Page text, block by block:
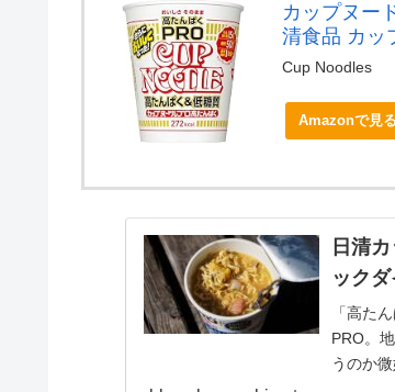
カップヌー
清食品 カッ
Cup Noodles
Amazonで見る
日清
ック
「高た
PRO。
うのか